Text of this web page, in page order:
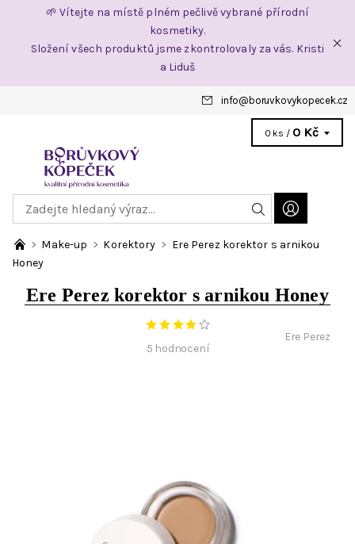
🌱 Vítejte na místě plném pečlivě vybrané přírodní
kosmetiky.
Složení všech produktů jsme zkontrolovaly za vás. Kristi
a Liduš
info@ boruvkovykopecek.cz
0 ks / 0 Kč
Make-up Korektory
Ere Perez korektor s arnikou
Honey
Ere Perez korektor s arnikou Honey
5 hodnocení
Ere Perez